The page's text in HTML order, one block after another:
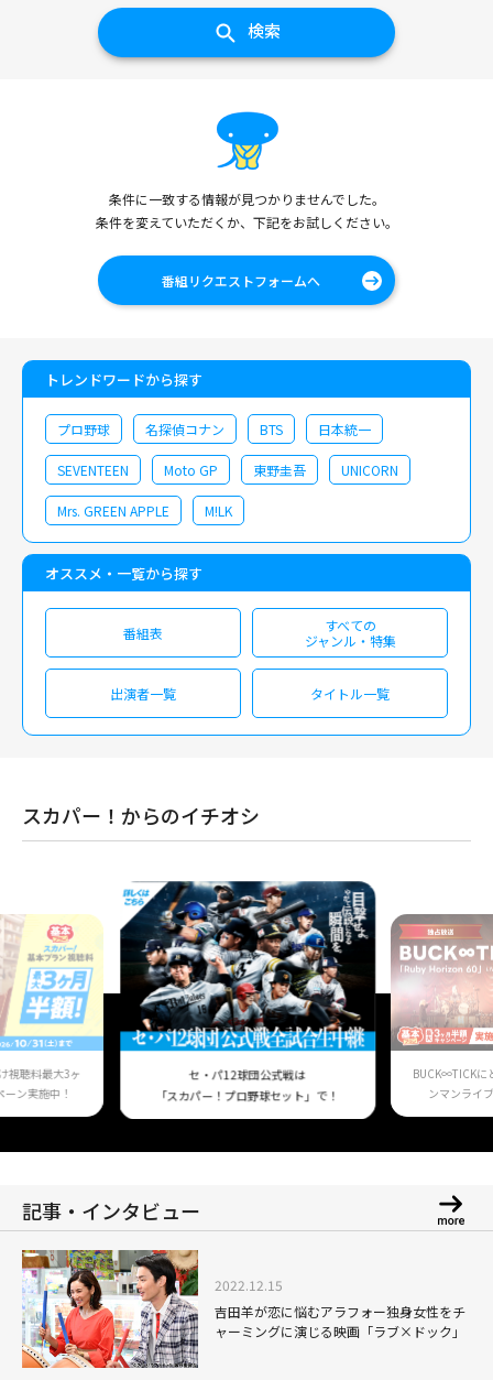
検索
条件に一致する情報が見つかりませんでした。
条件を変えていただくか、下記をお試しください。
番組リクエストフォームへ
トレンドワードから探す
プロ野球 名探偵コナン BTS 日本統一
SEVENTEEN Moto GP 東野圭吾 UNICORN
Mrs. GREEN APPLE M!LK
オススメ・一覧から探す
番組表
すべての
ジャンル・特集
出演者一覧 タイトル一覧
スカパー！からのイチオシ
視聴料最大3ヶ
ン実施中！
セ・パ12球団公式戦は
「スカパー！プロ野球セット」で！
BUCK∞TICKに
ンマンライ
記事・インタビュー
2022.12.15
吉田羊が恋に悩むアラフォー独身女性をチ
ャーミングに演じる映画「ラブ×ドック」